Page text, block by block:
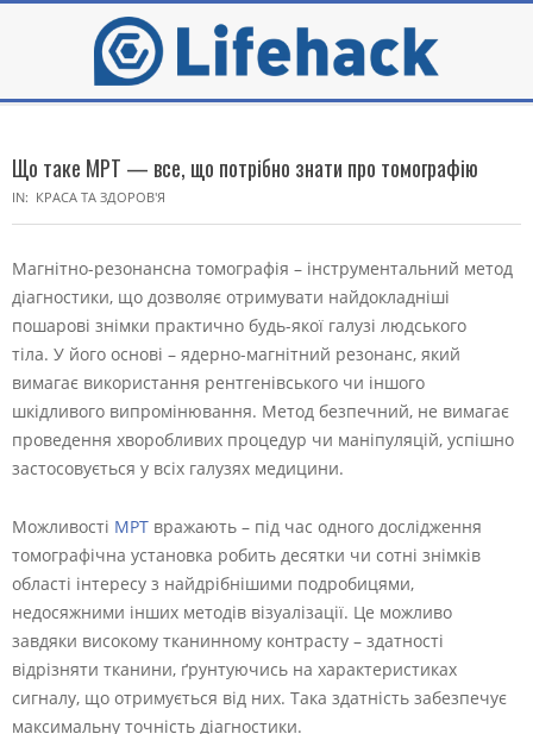
Menu
Що таке МРТ — все, що потрібно знати про томографію
IN: КРАСА ТА ЗДОРОВ'Я
Магнітно-резонансна томографія – інструментальний метод
діагностики, що дозволяє отримувати найдокладніші
пошарові знімки практично будь-якої галузі людського
тіла. У його основі – ядерно-магнітний резонанс, який
вимагає використання рентгенівського чи іншого
шкідливого випромінювання. Метод безпечний, не вимагає
проведення хворобливих процедур чи маніпуляцій, успішно
застосовується у всіх галузях медицини.
Можливості МРТ вражають – під час одного дослідження
томографічна установка робить десятки чи сотні знімків
області інтересу з найдрібнішими подробицями,
недосяжними інших методів візуалізації. Це можливо
завдяки високому тканинному контрасту – здатності
відрізняти тканини, ґрунтуючись на характеристиках
сигналу, що отримується від них. Така здатність забезпечує
максимальну точність діагностики.